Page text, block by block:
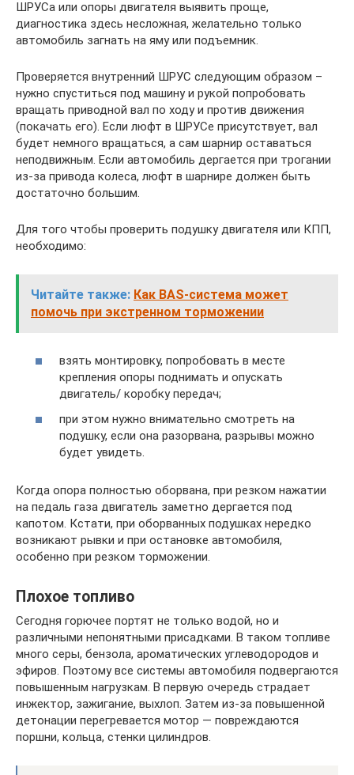
ШРУСа или опоры двигателя выявить проще,
диагностика здесь несложная, желательно только
автомобиль загнать на яму или подъемник.
Проверяется внутренний ШРУС следующим образом –
нужно спуститься под машину и рукой попробовать
вращать приводной вал по ходу и против движения
(покачать его). Если люфт в ШРУСе присутствует, вал
будет немного вращаться, а сам шарнир оставаться
неподвижным. Если автомобиль дергается при трогании
из-за привода колеса, люфт в шарнире должен быть
достаточно большим.
Для того чтобы проверить подушку двигателя или КПП,
необходимо:
Читайте также: Как BAS-система может
помочь при экстренном торможении
взять монтировку, попробовать в месте
крепления опоры поднимать и опускать
двигатель/ коробку передач;
при этом нужно внимательно смотреть на
подушку, если она разорвана, разрывы можно
будет увидеть.
Когда опора полностью оборвана, при резком нажатии
на педаль газа двигатель заметно дергается под
капотом. Кстати, при оборванных подушках нередко
возникают рывки и при остановке автомобиля,
особенно при резком торможении.
Плохое топливо
Сегодня горючее портят не только водой, но и
различными непонятными присадками. В таком топливе
много серы, бензола, ароматических углеводородов и
эфиров. Поэтому все системы автомобиля подвергаются
повышенным нагрузкам. В первую очередь страдает
инжектор, зажигание, выхлоп. Затем из‐за повышенной
детонации перегревается мотор — повреждаются
поршни, кольца, стенки цилиндров.